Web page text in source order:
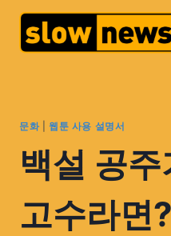
문화| 웹툰 사용 설명서
백설 공
고수라면